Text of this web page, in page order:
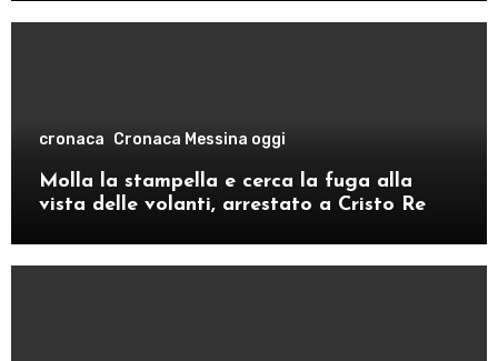
cronaca Cronaca Messina oggi
Molla la stampella e cerca la fuga alla
vista delle volanti, arrestato a Cristo Re